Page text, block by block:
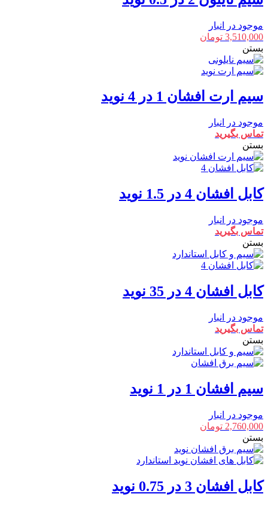
موجود در انبار
3,510,000 تومان
بستن
سیم ارت افشان 1 در 4 نوید
موجود در انبار
تماس بگیرید
بستن
کابل افشان 4 در 1.5 نوید
موجود در انبار
تماس بگیرید
بستن
کابل افشان 4 در 35 نوید
موجود در انبار
تماس بگیرید
بستن
سیم افشان 1 در 1 نوید
موجود در انبار
2,760,000 تومان
بستن
کابل افشان 3 در 0.75 نوید